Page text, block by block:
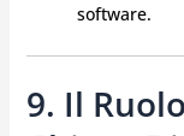
software.
9. Il